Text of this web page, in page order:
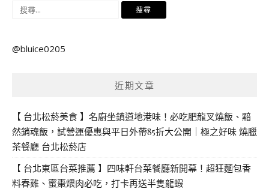
搜
鍵
@bluice0205
近期文章
【 台北松菸美食 】名廚坐鎮道地港味！必吃肥龍叉燒飯、黯
然銷魂飯，試營運優惠與平日外帶85折大公開｜極之好味 燒臘
茶餐廳 台北松菸店
【 台北東區台菜推薦 】四味軒台菜餐廳新開幕！超狂麵包香
料春雞、蜜棗煨肉必吃，打卡再送半隻龍蝦